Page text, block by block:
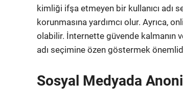
kimliği ifşa etmeyen bir kullanıcı adı
korunmasına yardımcı olur. Ayrıca,
olabilir. İnternette güvende kalmanın
adı seçimine özen göstermek
Sosyal Medyada